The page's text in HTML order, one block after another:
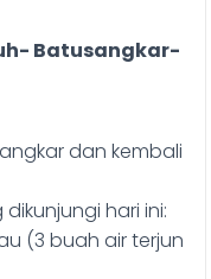
Batusangkar-
dan kembali
hari ini:
(3 buah air terjun